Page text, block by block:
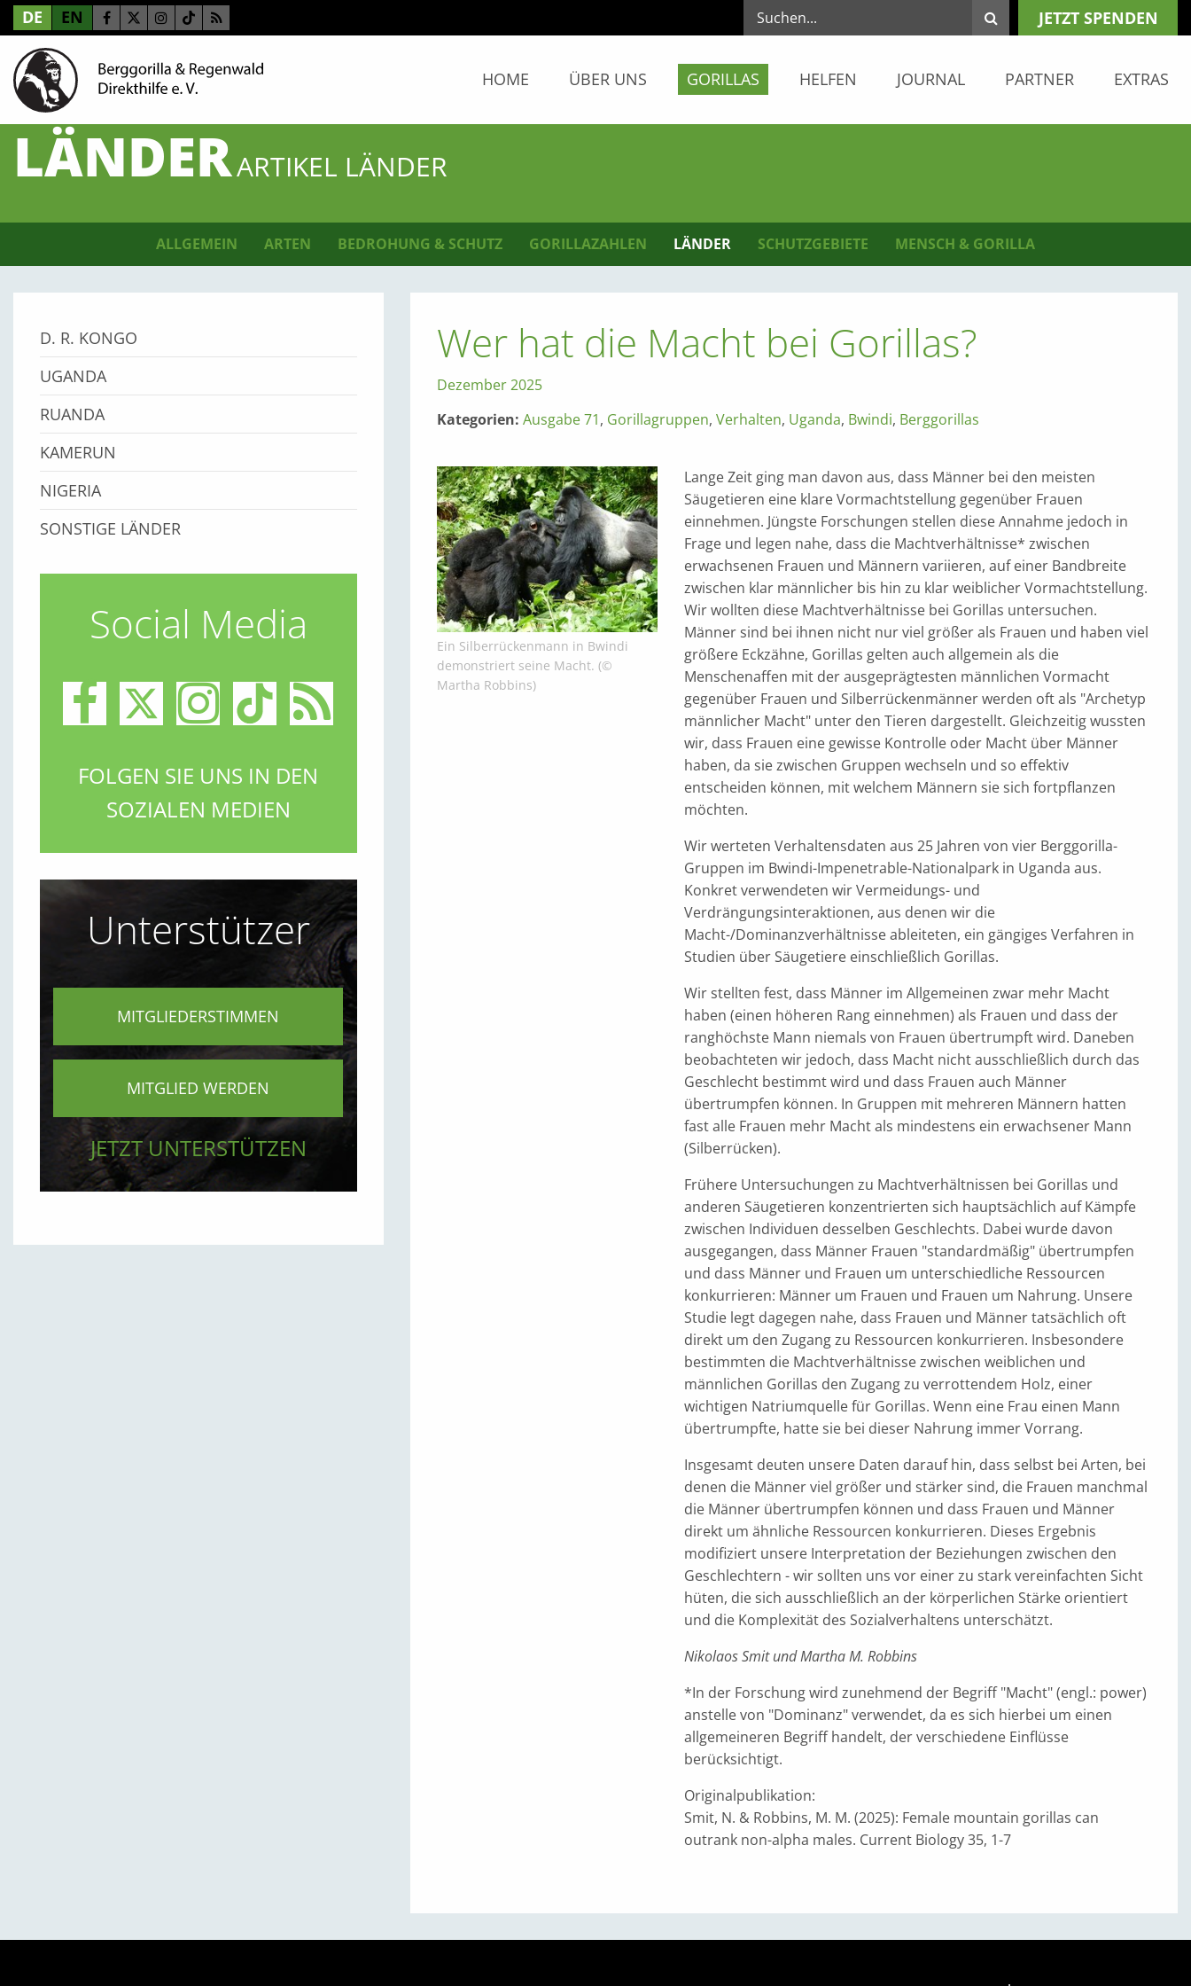
DE EN JETZT SPENDEN
HOME ÜBER UNS GORILLAS HELFEN JOURNAL PARTNER EXTRAS
LÄNDERARTIKEL LÄNDER
ALLGEMEIN ARTEN BEDROHUNG & SCHUTZ GORILLAZAHLEN LÄNDER SCHUTZGEBIETE MENSCH & GORILLA
Wer hat die Macht bei Gorillas?
Dezember 2025
Kategorien: Ausgabe 71, Gorillagruppen, Verhalten, Uganda, Bwindi, Berggorillas
Ein Silberrückenmann in Bwindi
demonstriert seine Macht. (©
Martha Robbins)
Lange Zeit ging man davon aus, dass Männer bei den meisten
Säugetieren eine klare Vormachtstellung gegenüber Frauen
einnehmen. Jüngste Forschungen stellen diese Annahme jedoch in
Frage und legen nahe, dass die Machtverhältnisse* zwischen
erwachsenen Frauen und Männern variieren, auf einer Bandbreite
zwischen klar männlicher bis hin zu klar weiblicher Vormachtstellung.
Wir wollten diese Machtverhältnisse bei Gorillas untersuchen.
Männer sind bei ihnen nicht nur viel größer als Frauen und haben viel
größere Eckzähne, Gorillas gelten auch allgemein als die
Menschenaffen mit der ausgeprägtesten männlichen Vormacht
gegenüber Frauen und Silberrückenmänner werden oft als "Archetyp
männlicher Macht" unter den Tieren dargestellt. Gleichzeitig wussten
wir, dass Frauen eine gewisse Kontrolle oder Macht über Männer
haben, da sie zwischen Gruppen wechseln und so effektiv
entscheiden können, mit welchem Männern sie sich fortpflanzen
möchten.
Wir werteten Verhaltensdaten aus 25 Jahren von vier Berggorilla-
Gruppen im Bwindi-Impenetrable-Nationalpark in Uganda aus.
Konkret verwendeten wir Vermeidungs- und
Verdrängungsinteraktionen, aus denen wir die
Macht-/Dominanzverhältnisse ableiteten, ein gängiges Verfahren in
Studien über Säugetiere einschließlich Gorillas.
Wir stellten fest, dass Männer im Allgemeinen zwar mehr Macht
haben (einen höheren Rang einnehmen) als Frauen und dass der
ranghöchste Mann niemals von Frauen übertrumpft wird. Daneben
beobachteten wir jedoch, dass Macht nicht ausschließlich durch das
Geschlecht bestimmt wird und dass Frauen auch Männer
übertrumpfen können. In Gruppen mit mehreren Männern hatten
fast alle Frauen mehr Macht als mindestens ein erwachsener Mann
(Silberrücken).
Frühere Untersuchungen zu Machtverhältnissen bei Gorillas und
anderen Säugetieren konzentrierten sich hauptsächlich auf Kämpfe
zwischen Individuen desselben Geschlechts. Dabei wurde davon
ausgegangen, dass Männer Frauen "standardmäßig" übertrumpfen
und dass Männer und Frauen um unterschiedliche Ressourcen
konkurrieren: Männer um Frauen und Frauen um Nahrung. Unsere
Studie legt dagegen nahe, dass Frauen und Männer tatsächlich oft
direkt um den Zugang zu Ressourcen konkurrieren. Insbesondere
bestimmten die Machtverhältnisse zwischen weiblichen und
männlichen Gorillas den Zugang zu verrottendem Holz, einer
wichtigen Natriumquelle für Gorillas. Wenn eine Frau einen Mann
übertrumpfte, hatte sie bei dieser Nahrung immer Vorrang.
Insgesamt deuten unsere Daten darauf hin, dass selbst bei Arten, bei
denen die Männer viel größer und stärker sind, die Frauen manchmal
die Männer übertrumpfen können und dass Frauen und Männer
direkt um ähnliche Ressourcen konkurrieren. Dieses Ergebnis
modifiziert unsere Interpretation der Beziehungen zwischen den
Geschlechtern - wir sollten uns vor einer zu stark vereinfachten Sicht
hüten, die sich ausschließlich an der körperlichen Stärke orientiert
und die Komplexität des Sozialverhaltens unterschätzt.
Nikolaos Smit und Martha M. Robbins
*In der Forschung wird zunehmend der Begriff "Macht" (engl.: power)
anstelle von "Dominanz" verwendet, da es sich hierbei um einen
allgemeineren Begriff handelt, der verschiedene Einflüsse
berücksichtigt.
Originalpublikation:
Smit, N. & Robbins, M. M. (2025): Female mountain gorillas can
outrank non-alpha males. Current Biology 35, 1-7
D. R. KONGO
UGANDA
RUANDA
KAMERUN
NIGERIA
SONSTIGE LÄNDER
Social Media
FOLGEN SIE UNS IN DEN
SOZIALEN MEDIEN
Unterstützer
MITGLIEDERSTIMMEN
MITGLIED WERDEN
JETZT UNTERSTÜTZEN